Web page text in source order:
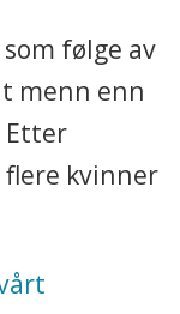
følge av
menn enn
Etter
kvinner